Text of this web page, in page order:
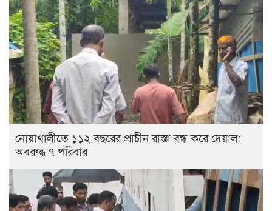
নোয়াখালীতে ১১২ বছরের প্রাচীন রাস্তা বন্ধ করে দেয়াল:
অবরুদ্ধ ৭ পরিবার